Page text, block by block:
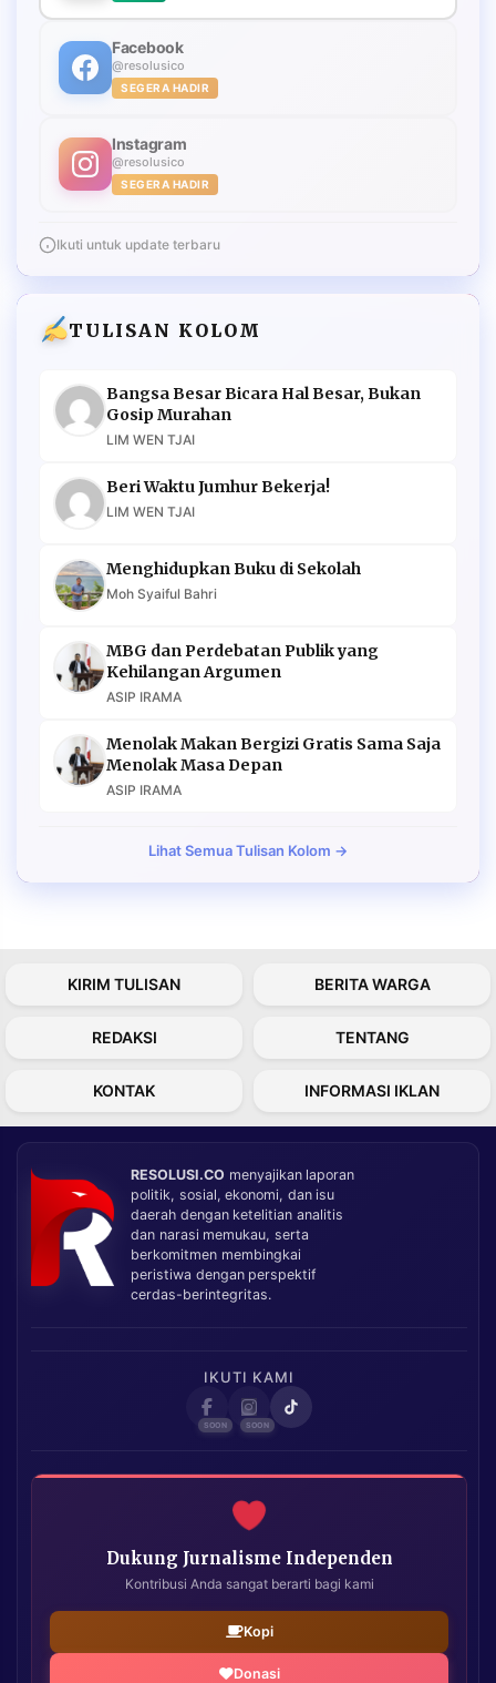
Facebook
@resolusico
SEGERA HADIR
Instagram
@resolusico
SEGERA HADIR
Ikuti untuk update terbaru
TULISAN KOLOM
Bangsa Besar Bicara Hal Besar, Bukan
Gosip Murahan
LIM WEN TJAI
Beri Waktu Jumhur Bekerja!
LIM WEN TJAI
Menghidupkan Buku di Sekolah
Moh Syaiful Bahri
MBG dan Perdebatan Publik yang
Kehilangan Argumen
ASIP IRAMA
Menolak Makan Bergizi Gratis Sama Saja
Menolak Masa Depan
ASIP IRAMA
Lihat Semua Tulisan Kolom →
KIRIM TULISAN BERITA WARGA
REDAKSI TENTANG
KONTAK INFORMASI IKLAN
RESOLUSI.CO menyajikan laporan
politik, sosial, ekonomi, dan isu
daerah dengan ketelitian analitis
dan narasi memukau, serta
berkomitmen membingkai
peristiwa dengan perspektif
cerdas-berintegritas.
IKUTI KAMI
Dukung Jurnalisme Independen
Kontribusi Anda sangat berarti bagi kami
Kopi
Donasi